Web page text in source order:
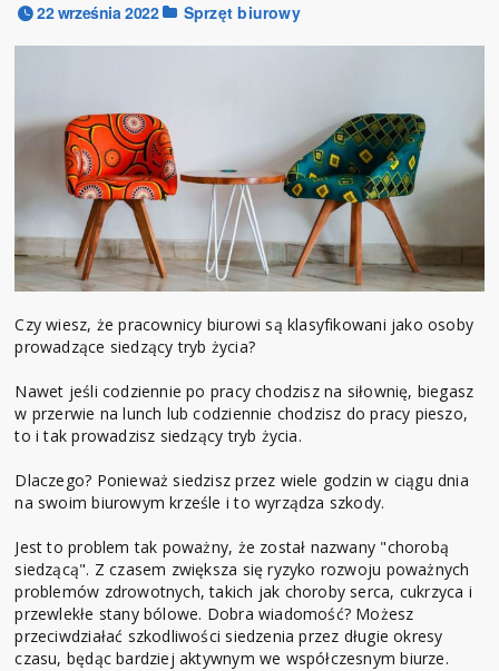
22 września 2022 Sprzęt biurowy
Czy wiesz, że pracownicy biurowi są klasyfikowani jako osoby
prowadzące siedzący tryb życia?
Nawet jeśli codziennie po pracy chodzisz na siłownię, biegasz
w przerwie na lunch lub codziennie chodzisz do pracy pieszo,
to i tak prowadzisz siedzący tryb życia.
Dlaczego? Ponieważ siedzisz przez wiele godzin w ciągu dnia
na swoim biurowym krześle i to wyrządza szkody.
Jest to problem tak poważny, że został nazwany "chorobą
siedzącą". Z czasem zwiększa się ryzyko rozwoju poważnych
problemów zdrowotnych, takich jak choroby serca, cukrzyca i
przewlekłe stany bólowe. Dobra wiadomość? Możesz
przeciwdziałać szkodliwości siedzenia przez długie okresy
czasu, będąc bardziej aktywnym we współczesnym biurze.